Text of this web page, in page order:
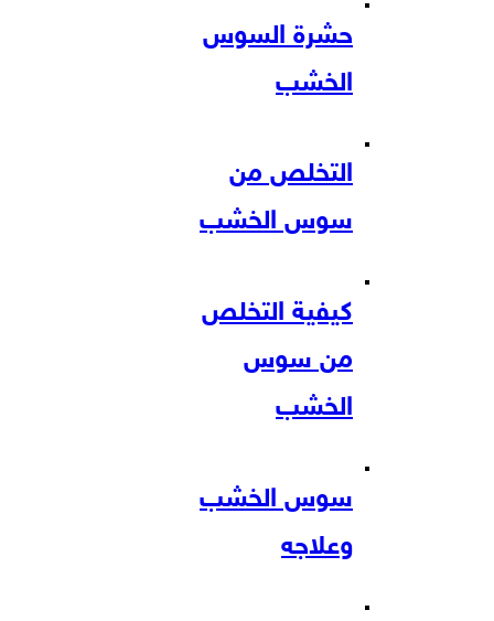
حشرة السوس
الخشب
التخلص من
سوس الخشب
كيفية التخلص
من سوس
الخشب
سوس الخشب
وعلاجه